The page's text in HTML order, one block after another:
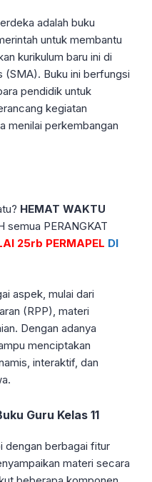
adalah buku
untuk membantu
kurikulum baru ini di
(SMA). Buku ini berfungsi
pendidik untuk
kegiatan
menilai perkembangan
HEMAT WAKTU
semua PERANGKAT
25rb PERMAPEL DI
aspek, mulai dari
(RPP), materi
Dengan adanya
menciptakan
interaktif, dan
Guru Kelas 11
dengan berbagai fitur
materi secara